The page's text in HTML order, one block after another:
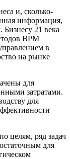
и, сколько-
информация,
Бизнесу 21 века
BPM
в
на рынке
для
затратами.
для
целям, ряд задач
для